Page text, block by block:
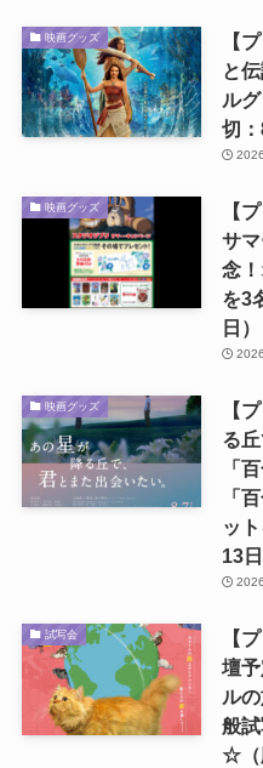
映画グッズ
【
と
ル
切：
映画グッズ
【
サ
念
を3
日）
映画グッズ
【
る
「
「
ッ
13日
試写会
【
壇
ル
般
☆（